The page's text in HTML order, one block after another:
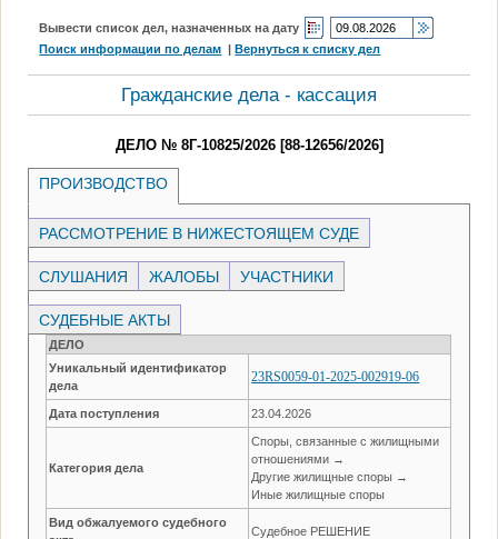
Вывести список дел, назначенных на дату
Поиск информации по делам |Вернуться к списку дел
Гражданские дела - кассация
ДЕЛО № 8Г-10825/2026 [88-12656/2026]
ПРОИЗВОДСТВО
РАССМОТРЕНИЕ В НИЖЕСТОЯЩЕМ СУДЕ
СЛУШАНИЯ ЖАЛОБЫ УЧАСТНИКИ
СУДЕБНЫЕ АКТЫ
ДЕЛО
Уникальный идентификатор
дела
23RS0059-01-2025-002919-06
Дата поступления 23.04.2026
Категория дела
Споры, связанные с жилищными
отношениями →
Другие жилищные споры →
Иные жилищные споры
Вид обжалуемого судебного
Судебное РЕШЕНИЕ